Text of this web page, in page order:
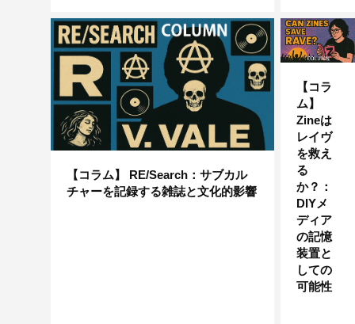
【コラム】 RE/Search：サブカル
チャーを記録する雑誌と文化的影響
【コラ
ム】
Zineは
レイヴ
を救え
る
か？：
DIYメ
ディア
の記憶
装置と
しての
可能性